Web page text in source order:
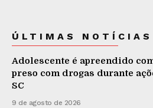
ÚLTIMAS NOTÍCIAS
Adolescente é apreendido
preso com drogas durante
SC
9 de agosto de 2026